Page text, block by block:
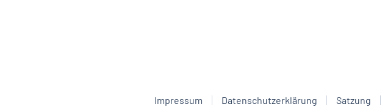
Impressum Datenschutzerklärung Satzung